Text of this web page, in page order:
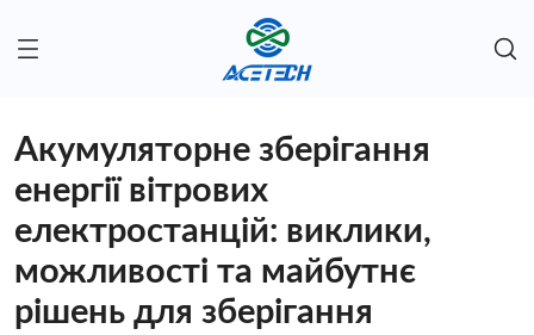
Акумуляторне зберігання
енергії вітрових
електростанцій: виклики,
можливості та майбутнє
рішень для зберігання